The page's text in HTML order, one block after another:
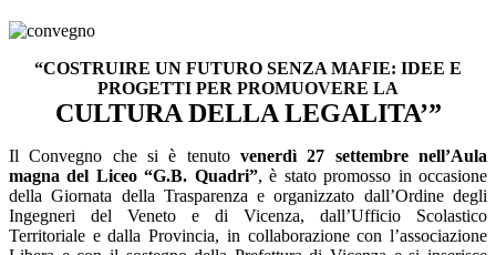
“COSTRUIRE UN FUTURO SENZA MAFIE: IDEE E
PROGETTI PER PROMUOVERE LA
CULTURA DELLA LEGALITA’”
Il Convegno che si è tenuto venerdì 27 settembre nell’Aula
magna del Liceo “G.B. Quadri”, è stato promosso in occasione
della Giornata della Trasparenza e organizzato dall’Ordine degli
Ingegneri del Veneto e di Vicenza, dall’Ufficio Scolastico
Territoriale e dalla Provincia, in collaborazione con l’associazione